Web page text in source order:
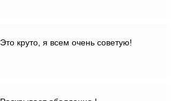
Это круто, я всем очень советую!